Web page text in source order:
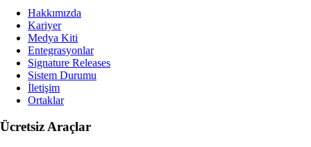
Hakkımızda
Kariyer
Medya Kiti
Entegrasyonlar
Signature Releases
Sistem Durumu
İletişim
Ortaklar
Ücretsiz Araçlar